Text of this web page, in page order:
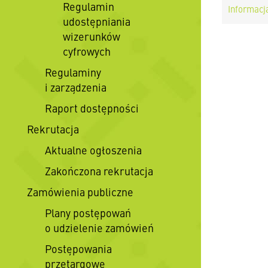
Regulamin
udostępniania
wizerunków
cyfrowych
Regulaminy
i zarządzenia
Raport dostępności
Rekrutacja
Aktualne ogłoszenia
Zakończona rekrutacja
Zamówienia publiczne
Plany postępowań
o udzielenie zamówień
Postępowania
przetargowe